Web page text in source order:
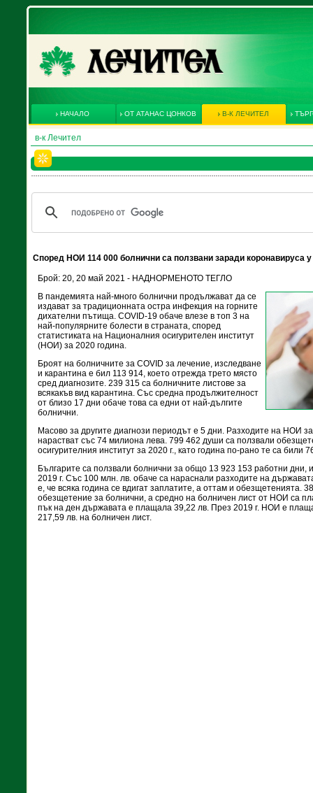
НАЧАЛО ОТ АТАНАС ЦОНКОВ В-К ЛЕЧИТЕЛ
в-к Лечител
Според НОИ 114 000 болнични са ползвани заради коронавируса у
Брой: 20, 20 май 2021 - НАДНОРМЕНОТО ТЕГЛО
В пандемията най-много болнични продължават да се
издават за традиционната остра инфекция на горните
дихателни пътища. COVID-19 обаче влезе в топ 3 на
най-популярните болести в страната, според
статистиката на Националния осигурителен институт
(НОИ) за 2020 година.
Броят на болничните за COVID за лечение, изследване
и карантина е бил 113 914, което отрежда трето място
сред диагнозите. 239 315 са болничните листове за
всякакъв вид карантина. Със средна продължителност
от близо 17 дни обаче това са едни от най-дългите
болнични.
Масово за другите диагнози периодът е 5 дни. Разходите на НОИ
нарастват със 74 милиона лева. 799 462 души са ползвали
осигурителния институт за 2020 г., като година по-рано те са били
Българите са ползвали болнични за общо 13 923 153 работни дни,
2019 г. Със 100 млн. лв. обаче са нараснали разходите на
е, че всяка година се вдигат заплатите, а оттам и обезщетенията.
обезщетение за болнични, а средно на болничен лист от НОИ са
пък на ден държавата е плащала 39,22 лв. През 2019 г. НОИ е
217,59 лв. на болничен лист.